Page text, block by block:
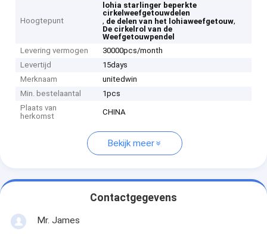
Hoogtepunt
lohia starlinger beperkte
cirkelweefgetouwdelen
, de delen van het lohiaweefgetouw,
De cirkelrol van de
Weefgetouwpendel
Levering vermogen
30000pcs/month
Levertijd
15days
Merknaam
unitedwin
Min. bestelaantal
1pcs
Plaats van
herkomst
CHINA
Bekijk meer
Contactgegevens
Mr. James